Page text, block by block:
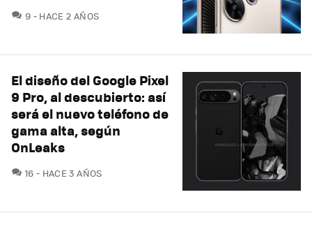
9 COMENTARIOS
HACE 2 AÑOS
El diseño del Google Pixel
9 Pro, al descubierto: así
será el nuevo teléfono de
gama alta, según
OnLeaks
16 COMENTARIOS
HACE 3 AÑOS